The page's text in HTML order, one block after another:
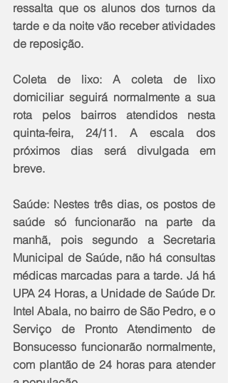
ressalta que os alunos dos turnos da
tarde e da noite vão receber atividades
de reposição.
Coleta de lixo: A coleta de lixo
domiciliar seguirá normalmente a sua
rota pelos bairros atendidos nesta
quinta-feira, 24/11. A escala dos
próximos dias será divulgada em
breve.
Saúde: Nestes três dias, os postos de
saúde só funcionarão na parte da
manhã, pois segundo a Secretaria
Municipal de Saúde, não há consultas
médicas marcadas para a tarde. Já há
UPA 24 Horas, a Unidade de Saúde Dr.
Intel Abala, no bairro de São Pedro, e o
Serviço de Pronto Atendimento de
Bonsucesso funcionarão normalmente,
com plantão de 24 horas para atender